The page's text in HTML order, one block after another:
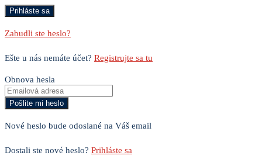
Zabudli ste heslo?
Ešte u nás nemáte účet? Registrujte sa tu
Obnova hesla
Nové heslo bude odoslané na Váš email
Dostali ste nové heslo? Prihláste sa